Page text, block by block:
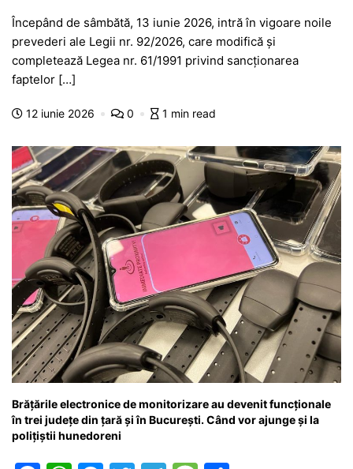
a
c
e
b
o
k
at
s
A
p
s
s
n
er
w
itt
er
el
e
gr
m
s
s
g
ar
ta
je
Începând de sâmbătă, 13 iunie 2026, intră în vigoare noile
prevederi ale Legii nr. 92/2026, care modifică și
completează Legea nr. 61/1991 privind sancționarea
faptelor […]
12 iunie 2026 0 1 min read
Brățările electronice de monitorizare au devenit funcționale
în trei județe din țară și în București. Când vor ajunge și la
polițiștii hunedoreni